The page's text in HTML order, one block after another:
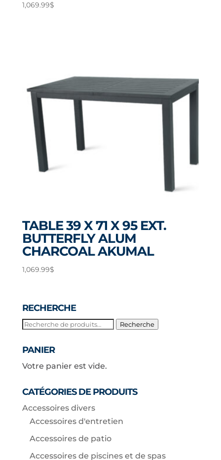
1,069.99$
TABLE 39 X 71 X 95 EXT.
BUTTERFLY ALUM
CHARCOAL AKUMAL
1,069.99$
RECHERCHE
Recherche
Recherche
PANIER
Votre panier est vide.
CATÉGORIES DE PRODUITS
Accessoires divers
Accessoires d'entretien
Accessoires de patio
Accessoires de piscines et de spas